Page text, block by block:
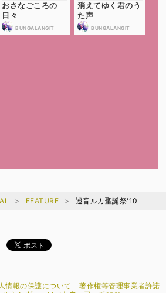
おさなごころの
日々
BUNGALANGIT
消えてゆく君のう
た声
BUNGALANGIT
FEATURE 巡音ルカ聖誕祭'10
情報の保護について
著作権等管理事業者許諾